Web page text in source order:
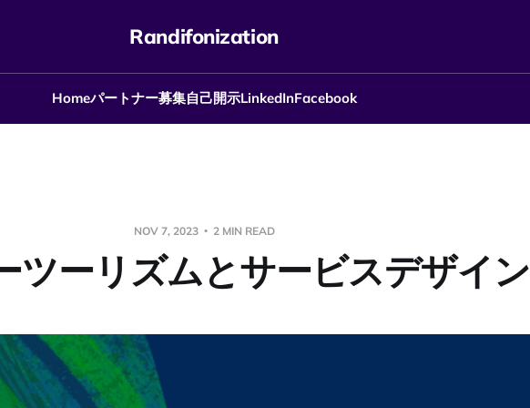
Randifonization
Homeパートナー募集自己開示LinkedInFacebook
NOV 7, 2023 2 MIN READ
ツーリズムとサービスデザイン